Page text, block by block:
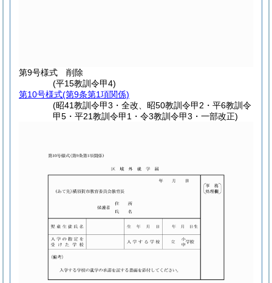
第9号様式 削除
(平15教訓令甲4)
第10号様式(第9条第1項関係)
(昭41教訓令甲3・全改、昭50教訓令甲2・平6教訓令
甲5・平21教訓令甲1・令3教訓令甲3・一部改正)